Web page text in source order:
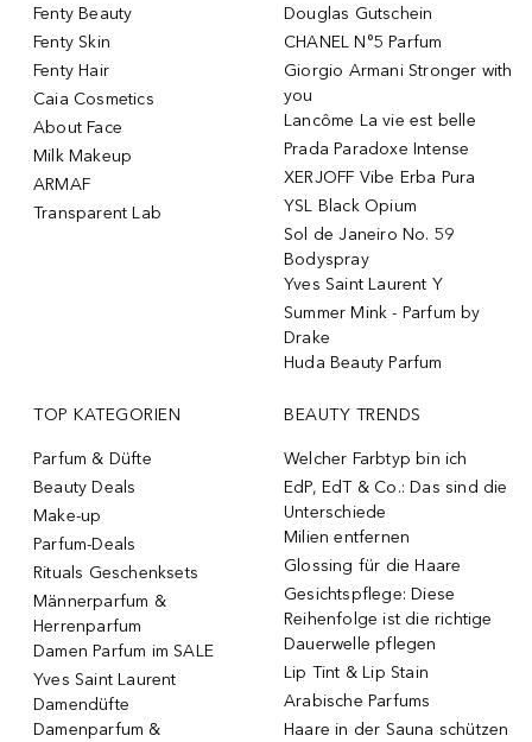
Fenty Beauty
Fenty Skin
Fenty Hair
Caia Cosmetics
About Face
Milk Makeup
ARMAF
Transparent Lab
Douglas Gutschein
CHANEL N°5 Parfum
Giorgio Armani Stronger with
you
Lancôme La vie est belle
Prada Paradoxe Intense
XERJOFF Vibe Erba Pura
YSL Black Opium
Sol de Janeiro No. 59
Bodyspray
Yves Saint Laurent Y
Summer Mink - Parfum by
Drake
Huda Beauty Parfum
TOP KATEGORIEN
Parfum & Düfte
Beauty Deals
Make-up
Parfum-Deals
Rituals Geschenksets
Männerparfum &
Herrenparfum
Damen Parfum im SALE
Yves Saint Laurent
Damendüfte
Damenparfum &
BEAUTY TRENDS
Welcher Farbtyp bin ich
EdP, EdT & Co.: Das sind die
Unterschiede
Milien entfernen
Glossing für die Haare
Gesichtspflege: Diese
Reihenfolge ist die richtige
Dauerwelle pflegen
Lip Tint & Lip Stain
Arabische Parfums
Haare in der Sauna schützen